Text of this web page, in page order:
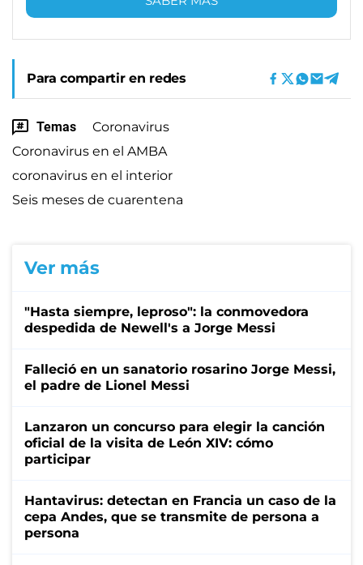
Para compartir en redes
Temas
Coronavirus
Coronavirus en el AMBA
coronavirus en el interior
Seis meses de cuarentena
Ver más
"Hasta siempre, leproso": la conmovedora
despedida de Newell's a Jorge Messi
Falleció en un sanatorio rosarino Jorge Messi,
el padre de Lionel Messi
Lanzaron un concurso para elegir la canción
oficial de la visita de León XIV: cómo
participar
Hantavirus: detectan en Francia un caso de la
cepa Andes, que se transmite de persona a
persona